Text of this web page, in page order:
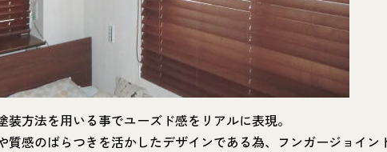
装方法を用いる事でユーズド感をリアルに表現。
質感のばらつきを活かしたデザインである為、フンガージョイ